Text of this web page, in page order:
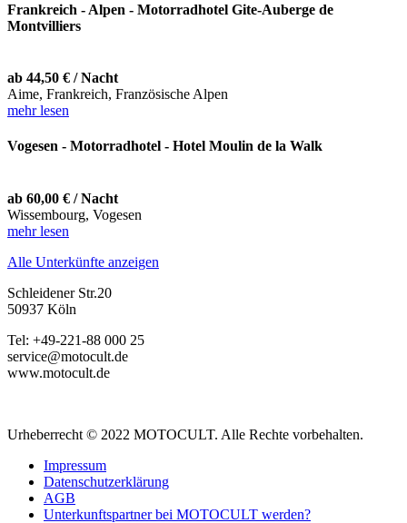
Frankreich - Alpen - Motorradhotel Gite-Auberge de
Montvilliers
ab 44,50 € / Nacht
Aime, Frankreich, Französische Alpen
mehr lesen
Vogesen - Motorradhotel - Hotel Moulin de la Walk
ab 60,00 € / Nacht
Wissembourg, Vogesen
mehr lesen
Alle Unterkünfte anzeigen
Schleidener Str.20
50937 Köln
Tel: +49-221-88 000 25
service@motocult.de
www.motocult.de
Urheberrecht © 2022 MOTOCULT. Alle Rechte vorbehalten.
Impressum
Datenschutzerklärung
AGB
Unterkunftspartner bei MOTOCULT werden?